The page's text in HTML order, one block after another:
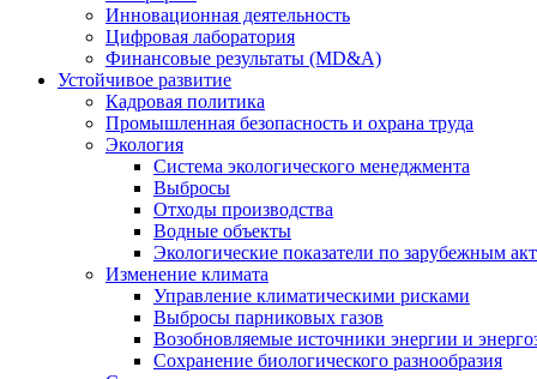
Инновационная деятельность
Цифровая лаборатория
Финансовые результаты (MD&A)
Устойчивое развитие
Кадровая политика
Промышленная безопасность и охрана труда
Экология
Система экологического менеджмента
Выбросы
Отходы производства
Водные объекты
Экологические показатели по зарубежным
Изменение климата
Управление климатическими рисками
Выбросы парниковых газов
Возобновляемые источники энергии и
Сохранение биологического разнообразия